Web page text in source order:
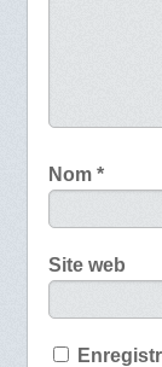
Nom *
Site web